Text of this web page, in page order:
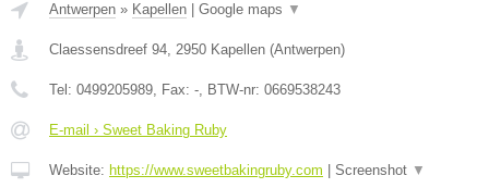
Antwerpen » Kapellen Google maps ▼
Claessensdreef 94, 2950 Kapellen (Antwerpen)
Tel: 0499205989, Fax: -, BTW-nr: 0669538243
E-mail › Sweet Baking Ruby
Website: https://www.sweetbakingruby.com Screenshot ▼